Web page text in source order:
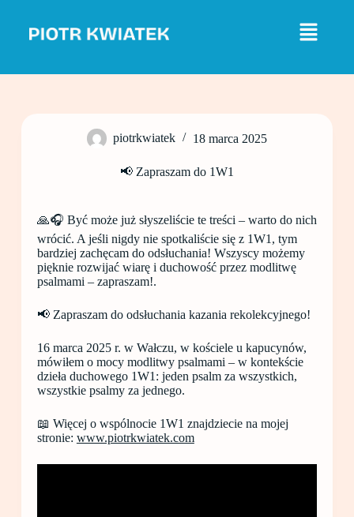
j
piotrkwiatek 18 marca 2025
📢 Zapraszam do 1W1
🙏🎧 Być może już słyszeliście te treści – warto do nich
wrócić. A jeśli nigdy nie spotkaliście się z 1W1, tym
bardziej zachęcam do odsłuchania! Wszyscy możemy
pięknie rozwijać wiarę i duchowość przez modlitwę
psalmami – zapraszam!.
📢 Zapraszam do odsłuchania kazania rekolekcyjnego!
16 marca 2025 r. w Wałczu, w kościele u kapucynów,
mówiłem o mocy modlitwy psalmami – w kontekście
dzieła duchowego 1W1: jeden psalm za wszystkich,
wszystkie psalmy za jednego.
📖 Więcej o wspólnocie 1W1 znajdziecie na mojej
stronie: www.piotrkwiatek.com